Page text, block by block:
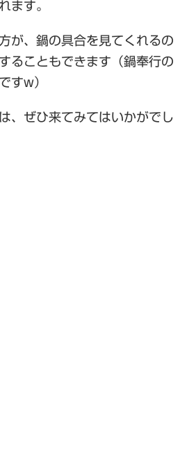
ます。
が、鍋の具合を見てくれるの
ることもできます（鍋奉行の
すw）
、ぜひ来てみてはいかがでし